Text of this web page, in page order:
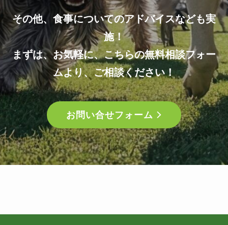
その他、食事についてのアドバイスなども実
施！
まずは、お気軽に、こちらの無料相談フォー
ムより、ご相談ください！
お問い合せフォーム